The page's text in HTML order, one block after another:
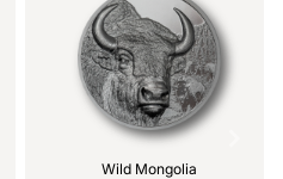
Wild Mongolia